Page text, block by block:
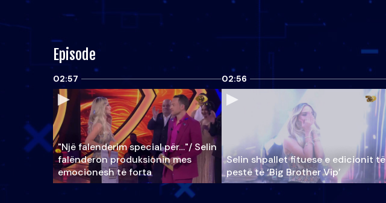
Episode
02:57
"Një falenderim special për…"/ Selin
falënderon produksionin mes
emocionesh të forta
02:56
Selin shpallet fituese e edicionit të
pestë të ‘Big Brother Vip’